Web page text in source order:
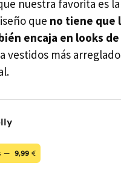
nuestra favorita es
que no tiene que
encaja en looks
vestidos más
— 9,99 €